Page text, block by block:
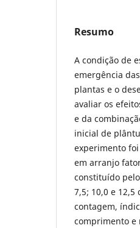
Resumo
A condição de
emergência
plantas e o
avaliar os
e da
inicial de
experimento
em arranjo
constituído
7,5; 10,0 e 12,5
contagem,
comprimento e